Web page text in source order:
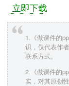
立即下载
1.《做课件的
识，仅代表作
联系方式。
2.《做课件的
实，对其原创